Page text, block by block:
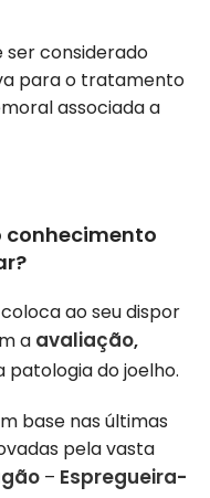
ser considerado
para o tratamento
associada a
conhecimento
ao seu dispor
a avaliação,
patologia do joelho.
base nas últimas
pela vasta
– Espregueira-